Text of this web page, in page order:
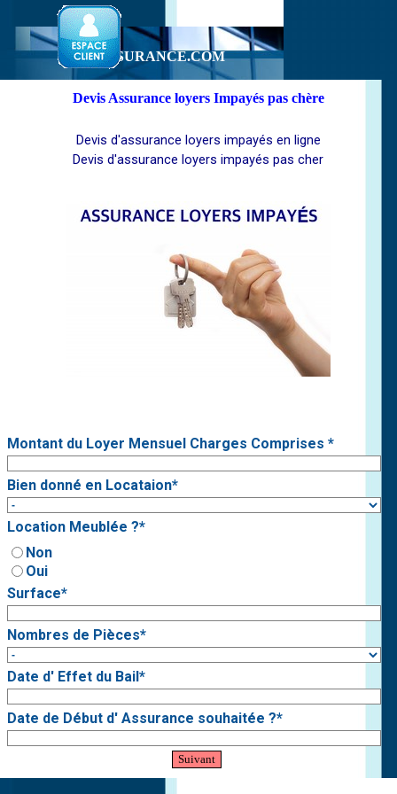
Aller au contenu
1-2-3-ASSURANCE.COM
Devis Assurance loyers Impayés pas chère
Devis d'assurance loyers impayés en ligne
Devis d'assurance loyers impayés pas cher
Montant du Loyer Mensuel Charges Comprises *
Bien donné en Locataion*
Location Meublée ?*
Non
Oui
Surface*
Nombres de Pièces*
Date d' Effet du Bail*
Date de Début d' Assurance souhaitée ?*